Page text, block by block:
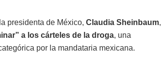
presidenta de México, Claudia Sheinbaum,
a los cárteles de la droga, una
por la mandataria mexicana.